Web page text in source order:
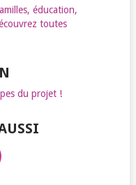
éducation,
toutes
du projet !